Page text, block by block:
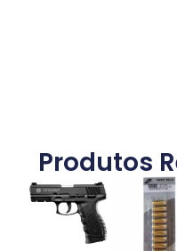
Produtos